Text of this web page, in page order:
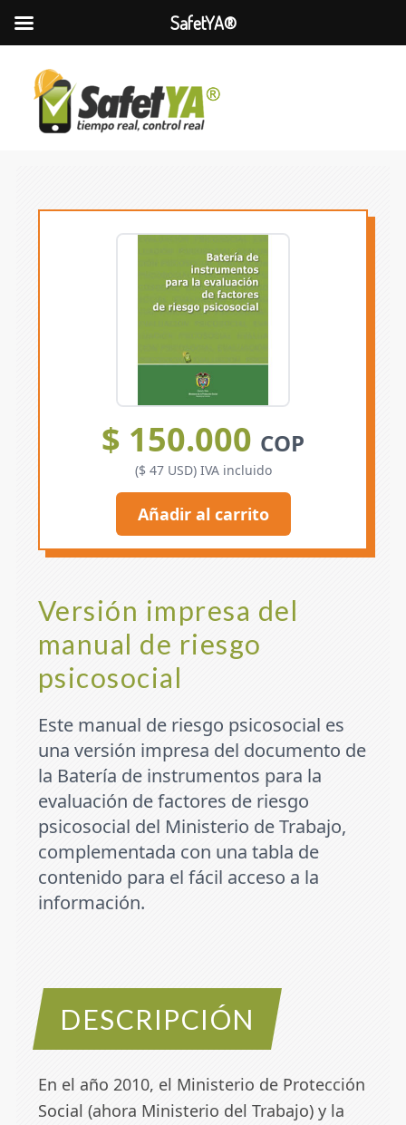
Versión impresa del
manual de riesgo
psicosocial
Este manual de riesgo psicosocial es
una versión impresa del documento de
la Batería de instrumentos para la
evaluación de factores de riesgo
psicosocial del Ministerio de Trabajo,
complementada con una tabla de
contenido para el fácil acceso a la
información.
DESCRIPCIÓN
En el año 2010, el Ministerio de Protección
Social (ahora Ministerio del Trabajo) y la
$ 150.000 COP
($ 47 USD) IVA incluido
Añadir al carrito
SafetYA®